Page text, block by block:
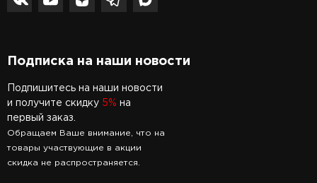
Подписка на наши новости
Подпишитесь на наши новости
и получите скидку 5% на
первый заказ.
Обращаем Ваше внимание, что на
товары участвующие в акции
скидка не распространяется.